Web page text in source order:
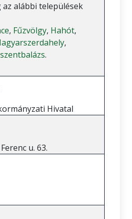
az alábbi települések
, Fűzvölgy, Hahót,
,
.
Hivatal
u. 63.